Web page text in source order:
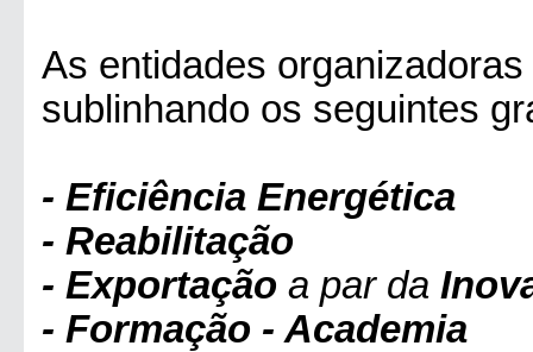
As entidades
sublinhando os seguintes
- Eficiência Energética
- Reabilitação
- Exportação a par da
- Formação - Academia